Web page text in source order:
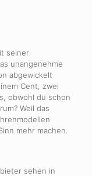
seiner
unangenehme
abgewickelt
Cent, zwei
obwohl du schon
Weil das
mehr machen.
sehen in